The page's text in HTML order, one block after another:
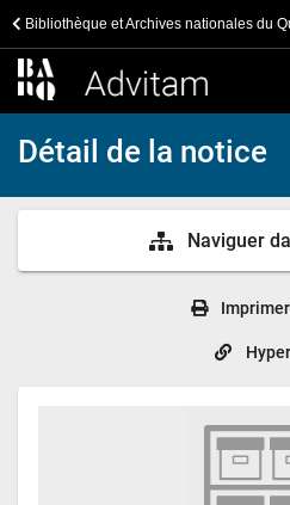
Bibliothèque et Archives nationales du
Détail de la notice
Naviguer
Imprimer